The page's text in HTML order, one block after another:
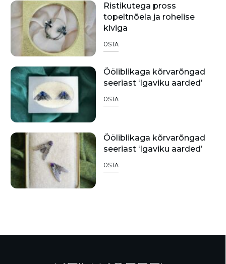
Ristikutega pross
topeltnõela ja rohelise
kiviga
OSTA
Ööliblikaga kõrvarõngad
seeriast ‘Igaviku aarded’
OSTA
Ööliblikaga kõrvarõngad
seeriast ‘Igaviku aarded’
OSTA